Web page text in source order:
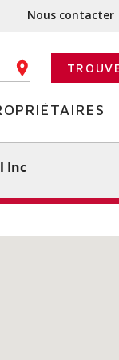
Nous contacter
CODE POSTAL
Inc